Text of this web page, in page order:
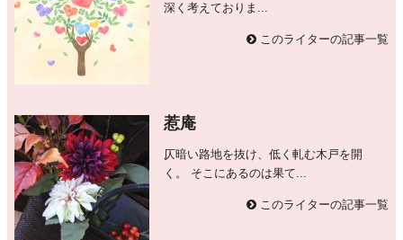
深く考えておりま...
このライターの記事一覧
惹庵
仄暗い路地を抜け、低く軋む木戸を開
く。 そこにあるのは果て...
このライターの記事一覧